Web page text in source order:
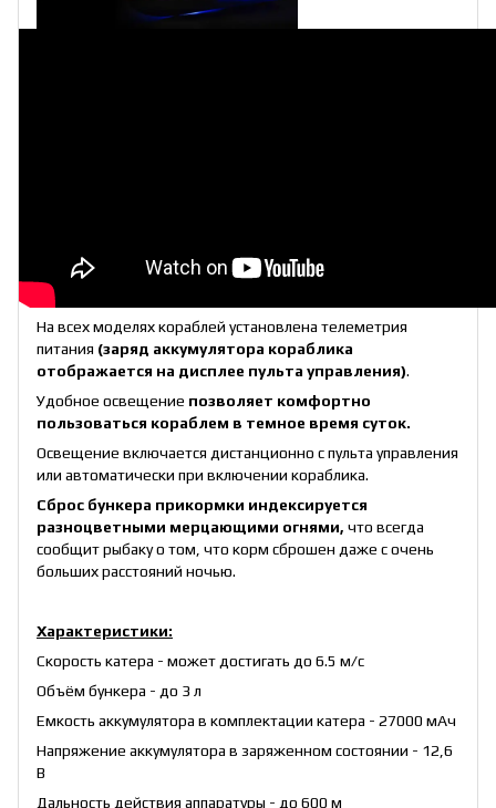
На всех моделях кораблей установлена телеметрия
питания (заряд аккумулятора кораблика
отображается на дисплее пульта управления).
Удобное освещение позволяет комфортно
пользоваться кораблем в темное время суток.
Освещение включается дистанционно с пульта управления
или автоматически при включении кораблика.
Сброс бункера прикормки индексируется
разноцветными мерцающими огнями, что всегда
сообщит рыбаку о том, что корм сброшен даже с очень
больших расстояний ночью.
Характеристики:
Скорость катера - может достигать до 6.5 м/с
Объём бункера - до 3 л
Емкость аккумулятора в комплектации катера - 27000 мАч
Напряжение аккумулятора в заряженном состоянии - 12,6
В
Дальность действия аппаратуры - до 600 м